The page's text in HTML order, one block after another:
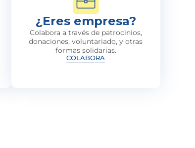
¿Eres empresa?
Colabora a través de patrocinios,
donaciones, voluntariado, y otras
formas solidarias.
COLABORA